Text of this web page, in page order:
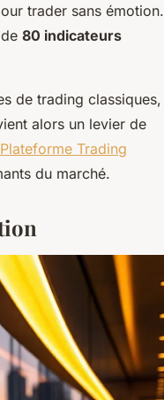
trader sans émotion.
80 indicateurs
de trading classiques,
alors un levier de
Plateforme Trading
du marché.